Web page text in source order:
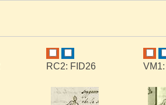
RC2: FID26